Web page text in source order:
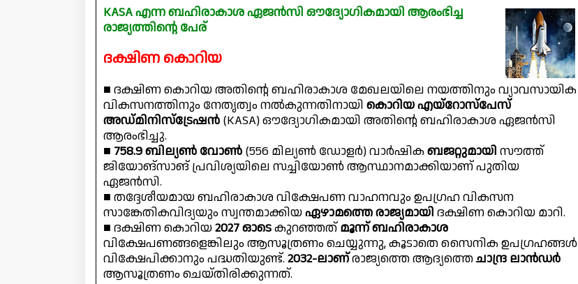
KASA എന്ന ബഹിരാകാശ ഏജൻസി ഔദ്യോഗികമായി ആരംഭിച്ച
രാജ്യത്തിന്റെ പേര്
ദക്ഷിണ കൊറിയ
■ ദക്ഷിണ കൊറിയ അതിൻ്റെ ബഹിരാകാശ മേഖലയിലെ നയത്തിനും വ്യാവസായിക
വികസനത്തിനും നേതൃത്വം നൽകുന്നതിനായി കൊറിയ എയ്‌റോസ്‌പേസ്
അഡ്മിനിസ്‌ട്രേഷൻ (KASA) ഔദ്യോഗികമായി അതിൻ്റെ ബഹിരാകാശ ഏജൻസി
ആരംഭിച്ചു.
■ 758.9 ബില്യൺ വോൺ (556 മില്യൺ ഡോളർ) വാർഷിക ബജറ്റുമായി സൗത്ത്
ജിയോങ്‌സാങ് പ്രവിശ്യയിലെ സച്ചിയോൺ ആസ്ഥാനമാക്കിയാണ് പുതിയ
ഏജൻസി.
■ തദ്ദേശീയമായ ബഹിരാകാശ വിക്ഷേപണ വാഹനവും ഉപഗ്രഹ വികസന
സാങ്കേതികവിദ്യയും സ്വന്തമാക്കിയഏഴാമത്തെ രാജ്യമായി ദക്ഷിണ കൊറിയ മാറി.
■ ദക്ഷിണ കൊറിയ2027 ഓടെകുറഞ്ഞത്മൂന്ന് ബഹിരാകാശ
വിക്ഷേപണങ്ങളെങ്കിലും ആസൂത്രണം ചെയ്യുന്നു, കൂടാതെ സൈനിക ഉപഗ്രഹങ്ങൾ
വിക്ഷേപിക്കാനും പദ്ധതിയുണ്ട്. 2032-ലാണ്രാജ്യത്തെ ആദ്യത്തെചാന്ദ്ര ലാൻഡർ
ആസൂത്രണം ചെയ്തിരിക്കുന്നത്.